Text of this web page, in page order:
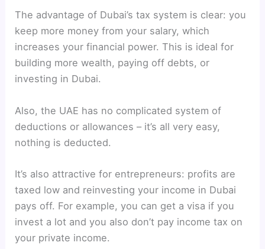
The advantage of Dubai’s tax system is clear: you
keep more money from your salary, which
increases your financial power. This is ideal for
building more wealth, paying off debts, or
investing in Dubai.
Also, the UAE has no complicated system of
deductions or allowances – it’s all very easy,
nothing is deducted.
It’s also attractive for entrepreneurs: profits are
taxed low and reinvesting your income in Dubai
pays off. For example, you can get a visa if you
invest a lot and you also don’t pay income tax on
your private income.